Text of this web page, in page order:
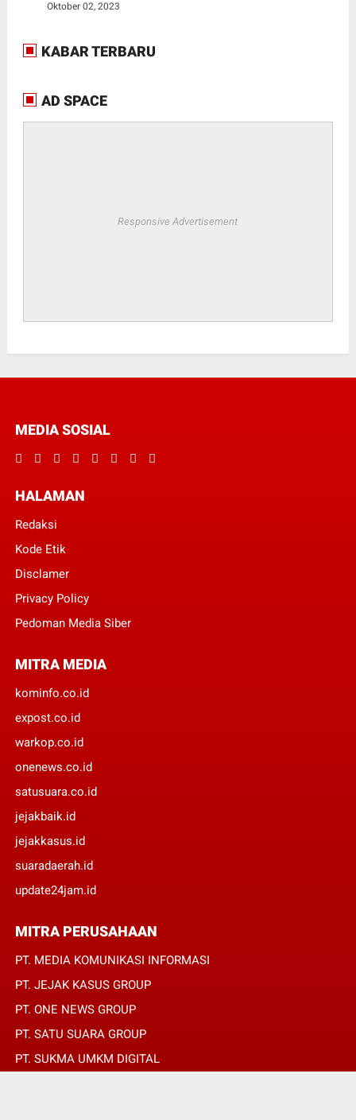
Oktober 02, 2023
KABAR TERBARU
AD SPACE
Responsive Advertisement
MEDIA SOSIAL
HALAMAN
Redaksi
Kode Etik
Disclamer
Privacy Policy
Pedoman Media Siber
MITRA MEDIA
kominfo.co.id
expost.co.id
warkop.co.id
onenews.co.id
satusuara.co.id
jejakbaik.id
jejakkasus.id
suaradaerah.id
update24jam.id
MITRA PERUSAHAAN
PT. MEDIA KOMUNIKASI INFORMASI
PT. JEJAK KASUS GROUP
PT. ONE NEWS GROUP
PT. SATU SUARA GROUP
PT. SUKMA UMKM DIGITAL